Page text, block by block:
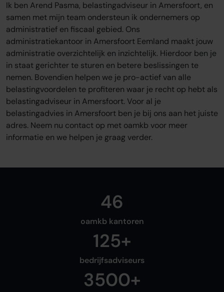
Ik ben Arend Pasma, belastingadviseur in Amersfoort, en
samen met mijn team ondersteun ik ondernemers op
administratief en fiscaal gebied. Ons
administratiekantoor in Amersfoort Eemland maakt jouw
administratie overzichtelijk en inzichtelijk. Hierdoor ben je
in staat gerichter te sturen en betere beslissingen te
nemen. Bovendien helpen we je pro-actief van alle
belastingvoordelen te profiteren waar je recht op hebt als
belastingadviseur in Amersfoort. Voor al je
belastingadvies in Amersfoort ben je bij ons aan het juiste
adres. Neem nu contact op met oamkb voor meer
informatie en we helpen je graag verder.
46
oamkb kantoren
125+
bedrijfsadviseurs
3500+
Sluit je aan
Word oamkb partner
Contact
FAQ
Login
Login